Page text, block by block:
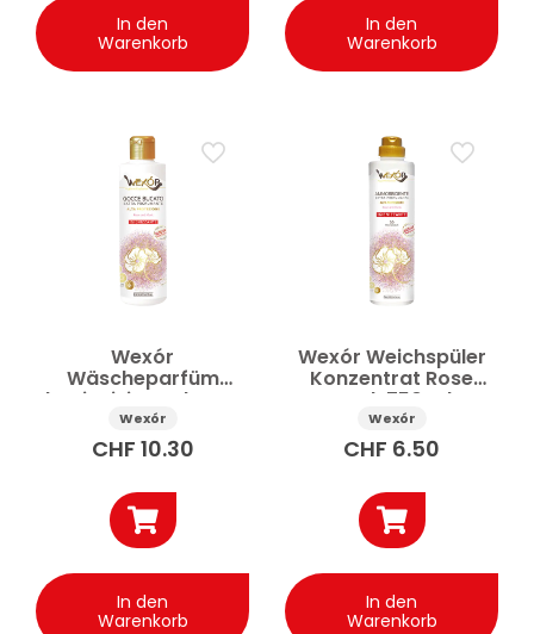
In den
Warenkorb
In den
Warenkorb
Wexór
Wäscheparfüm
hygienisierend Rose
Musk 235 ml
Wexór
CHF 10.30
In den
Warenkorb
Wexór Weichspüler
Konzentrat Rose
Musk 750 ml
Wexór
CHF 6.50
In den
Warenkorb